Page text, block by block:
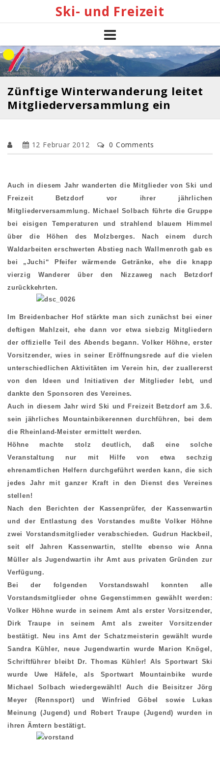
Ski- und Freizeit
Zünftige Winterwanderung leitet
Mitgliederversammlung ein
12 Februar 2012 0 Comments
Auch in diesem Jahr wanderten die Mitglieder von Ski und
Freizeit Betzdorf vor ihrer jährlichen
Mitgliederversammlung. Michael Solbach führte die Gruppe
bei eisigen Temperaturen und strahlend blauem Himmel
über die Höhen des Molzberges. Nach einem durch
Waldarbeiten erschwerten Abstieg nach Wallmenroth gab es
bei „Juchi“ Pfeifer wärmende Getränke, ehe die knapp
vierzig Wanderer über den Nizzaweg nach Betzdorf
zurückkehrten.
Im Breidenbacher Hof stärkte man sich zunächst bei einer
deftigen Mahlzeit, ehe dann vor etwa siebzig Mitgliedern
der offizielle Teil des Abends begann. Volker Höhne, erster
Vorsitzender, wies in seiner Eröffnungsrede auf die vielen
unterschiedlichen Aktivitäten im Verein hin, der zuallererst
von den Ideen und Initiativen der Mitglieder lebt, und
dankte den Sponsoren des Vereines.
Auch in diesem Jahr wird Ski und Freizeit Betzdorf am 3.6.
sein jährliches Mountainbikerennen durchführen, bei dem
die Rheinland-Meister ermittelt werden.
Höhne machte stolz deutlich, daß eine solche
Veranstaltung nur mit Hilfe von etwa sechzig
ehrenamtlichen Helfern durchgeführt werden kann, die sich
jedes Jahr mit ganzer Kraft in den Dienst des Vereines
stellen!
Nach den Berichten der Kassenprüfer, der Kassenwartin
und der Entlastung des Vorstandes mußte Volker Höhne
zwei Vorstandsmitglieder verabschieden. Gudrun Hackbeil,
seit elf Jahren Kassenwartin, stellte ebenso wie Anna
Müller als Jugendwartin ihr Amt aus privaten Gründen zur
Verfügung.
Bei der folgenden Vorstandswahl konnten alle
Vorstandsmitglieder ohne Gegenstimmen gewählt werden:
Volker Höhne wurde in seinem Amt als erster Vorsitzender,
Dirk Traupe in seinem Amt als zweiter Vorsitzender
bestätigt. Neu ins Amt der Schatzmeisterin gewählt wurde
Sandra Kühler, neue Jugendwartin wurde Marion Knögel,
Schriftführer bleibt Dr. Thomas Kühler! Als Sportwart Ski
wurde Uwe Häfele, als Sportwart Mountainbike wurde
Michael Solbach wiedergewählt! Auch die Beisitzer Jörg
Meyer (Rennsport) und Winfried Göbel sowie Lukas
Meinung (Jugend) und Robert Traupe (Jugend) wurden in
ihren Ämtern bestätigt.